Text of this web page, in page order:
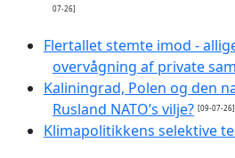
07-26]
Flertallet stemte imod -
overvågning af private
Kaliningrad, Polen og den
Rusland NATO’s vilje? [09-07-26]
Klimapolitikkens selektive